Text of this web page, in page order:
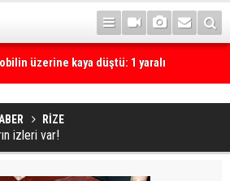
üzerine kaya düştü: 1 yaralı
RİZE
izleri var!